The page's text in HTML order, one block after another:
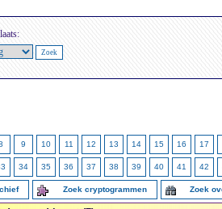
9 10 11 12 13 14 15 16 17
34 35 36 37 38 39 40 41 42
Zoek cryptogrammen Zoek